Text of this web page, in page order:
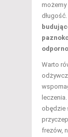
możemy
długość.
Warto
obędzie
frezów,